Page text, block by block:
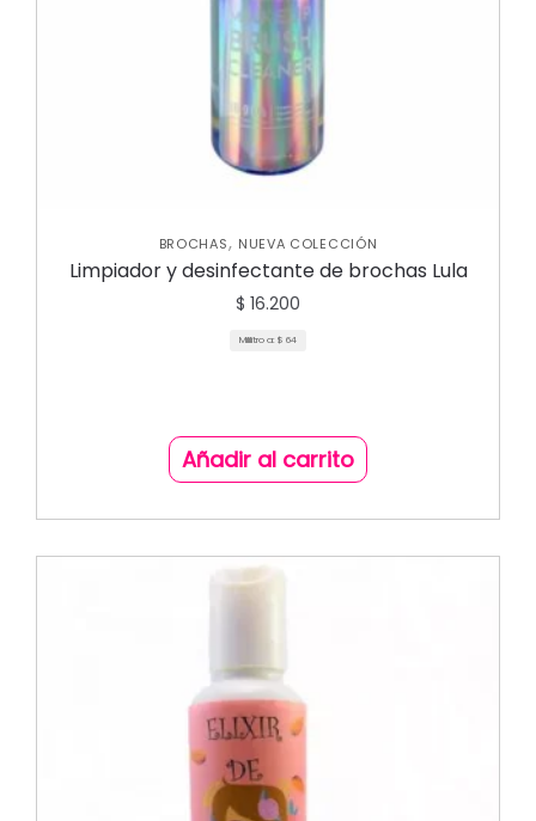
BROCHAS, NUEVA COLECCIÓN
Limpiador y desinfectante de brochas Lula
$ 16.200
Mililitro a: $ 64
Añadir al carrito